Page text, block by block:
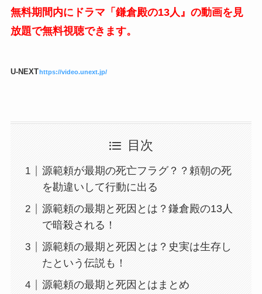
無料期間内にドラマ「鎌倉殿の13人』の動画を見
放題で無料視聴できます。
U-NEXThttps://video.unext.jp/
目次
源範頼が最期の死亡フラグ？？頼朝の死
を勘違いして行動に出る
源範頼の最期と死因とは？鎌倉殿の13人
で暗殺される！
源範頼の最期と死因とは？史実は生存し
たという伝説も！
源範頼の最期と死因とはまとめ